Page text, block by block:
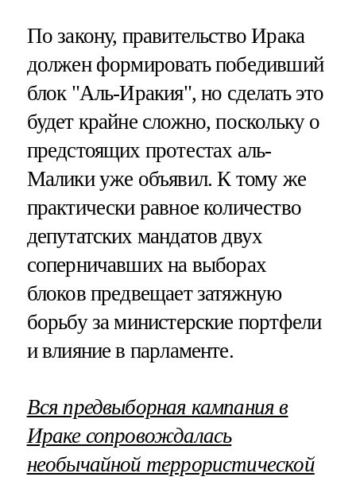
По закону, правительство Ирака
должен формировать победивший
блок "Аль-Иракия", но сделать это
будет крайне сложно, поскольку о
предстоящих протестах аль-
Малики уже объявил. К тому же
практически равное количество
депутатских мандатов двух
соперничавших на выборах
блоков предвещает затяжную
борьбу за министерские портфели
и влияние в парламенте.
Вся предвыборная кампания в
Ираке сопровождалась
необычайной террористической